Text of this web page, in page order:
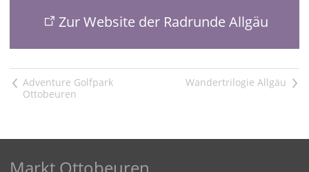
Zur Website der Radrunde Allgäu
< >